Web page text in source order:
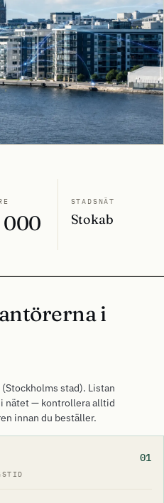
000
STADSNÄT
Stokab
i
stad). Listan
nätet — kontrollera alltid
innan du beställer.
01